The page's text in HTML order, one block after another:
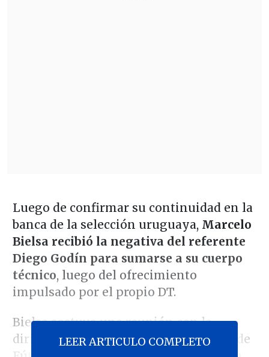
Luego de confirmar su continuidad en la
banca de la selección uruguaya, Marcelo
Bielsa recibió la negativa del referente
Diego Godín para sumarse a su cuerpo
técnico, luego del ofrecimiento
impulsado por el propio DT.
Bielsa sostuvo una reunión con la
dirigencia de la Asociación Uruguaya de
LEER ARTICULO COMPLETO